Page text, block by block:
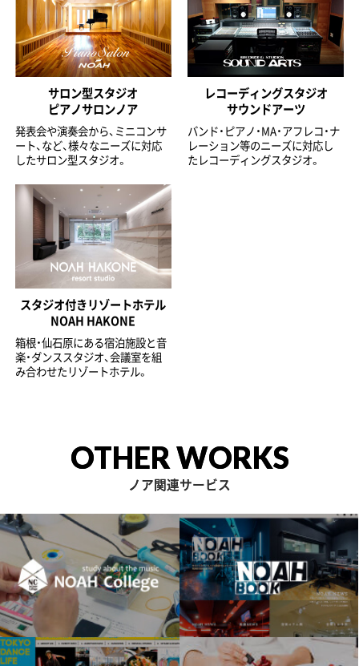
サロン型スタジオ
ピアノサロンノア
発表会や演奏会から、ミニコンサ
ート、など、様々なニーズに対応
したサロン型スタジオ。
レコーディングスタジオ
サウンドアーツ
バンド・ピアノ・MA・アフレコ・ナ
レーション等のニーズに対応し
たレコーディングスタジオ。
スタジオ付きリゾートホテル
NOAH HAKONE
箱根・仙石原にある宿泊施設と音
楽・ダンススタジオ、会議室を組
み合わせたリゾートホテル。
OTHER WORKS
ノア関連サービス